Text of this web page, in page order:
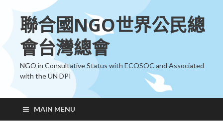
聯合國NGO世界公民總
會台灣總會
NGO in Consultative Status with ECOSOC and Associated
with the UN DPI
MAIN MENU